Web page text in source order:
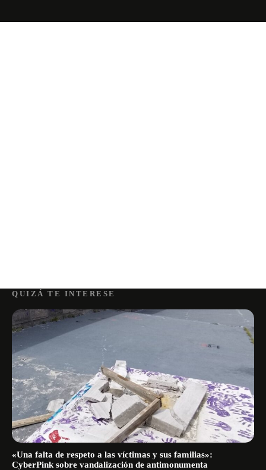
QUIZÁ TE INTERESE
«Una falta de respeto a las víctimas y sus familias»:
CyberPink sobre vandalización de antimonumenta